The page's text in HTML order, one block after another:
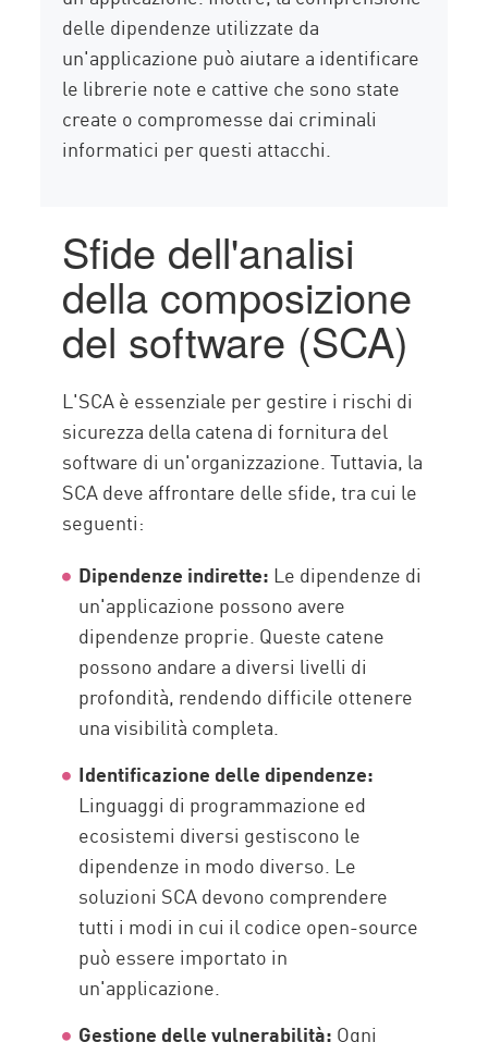
delle dipendenze utilizzate da
un'applicazione può aiutare a identificare
le librerie note e cattive che sono state
create o compromesse dai criminali
informatici per questi attacchi.
Sfide dell'analisi
della composizione
del software (SCA)
L'SCA è essenziale per gestire i rischi di
sicurezza della catena di fornitura del
software di un'organizzazione. Tuttavia, la
SCA deve affrontare delle sfide, tra cui le
seguenti:
Dipendenze indirette: Le dipendenze di
un'applicazione possono avere
dipendenze proprie. Queste catene
possono andare a diversi livelli di
profondità, rendendo difficile ottenere
una visibilità completa.
Identificazione delle dipendenze:
Linguaggi di programmazione ed
ecosistemi diversi gestiscono le
dipendenze in modo diverso. Le
soluzioni SCA devono comprendere
tutti i modi in cui il codice open-source
può essere importato in
un'applicazione.
Gestione delle vulnerabilità: Ogni